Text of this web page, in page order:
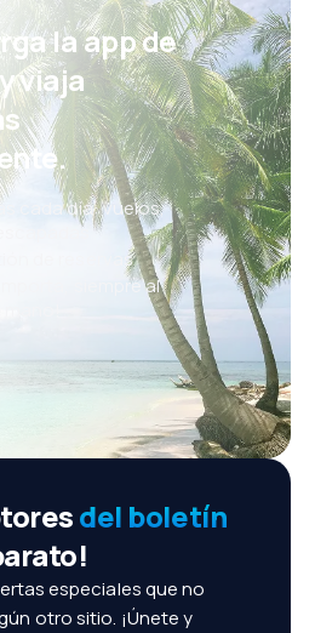
la app de
viaja
cada día: vuelos,
de reservas
importa, siempre al
del boletín
especiales que no
otro sitio. ¡Únete y